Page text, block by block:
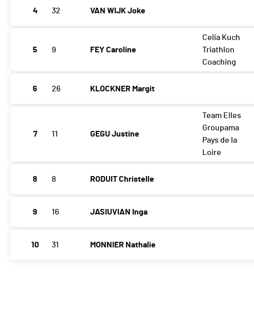
4 32 VAN WIJK Joke
5 9 FEY Caroline
Celia Kuch
Triathlon
Coaching
6 26 KLOCKNER Margit
7 11 GEGU Justine
Team Elles
Groupama
Pays de la
Loire
8 8 RODUIT Christelle
9 16 JASIUVIAN Inga
10 31 MONNIER Nathalie